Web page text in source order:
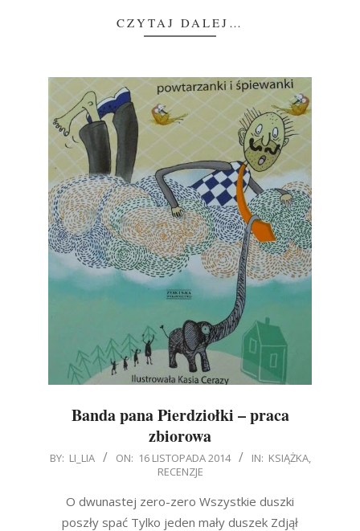
CZYTAJ DALEJ…
Banda pana Pierdziołki – praca
zbiorowa
2014-
BY: LI_LIA ON: 16 LISTOPADA 2014 IN: KSIĄŻKA,
RECENZJE
O dwunastej zero-zero Wszystkie duszki
poszły spać Tylko jeden mały duszek Zdjął